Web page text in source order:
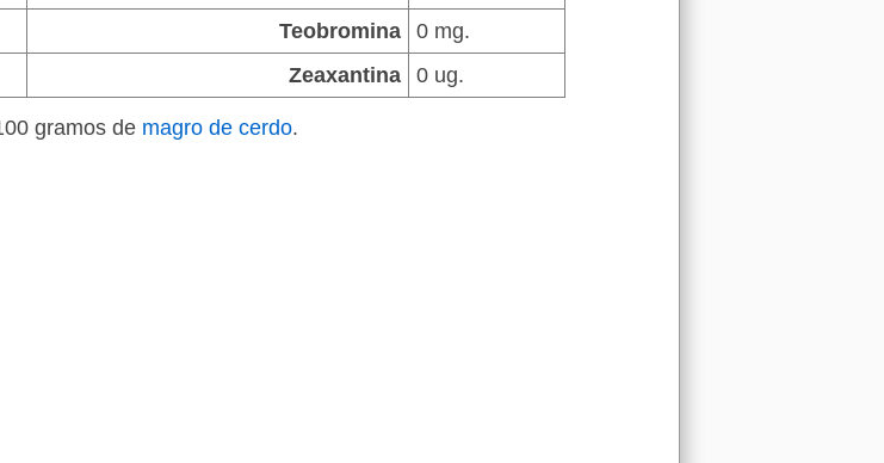
Teobromina
0 mg.
Zeaxantina 0 ug.
gramos de magro de cerdo.